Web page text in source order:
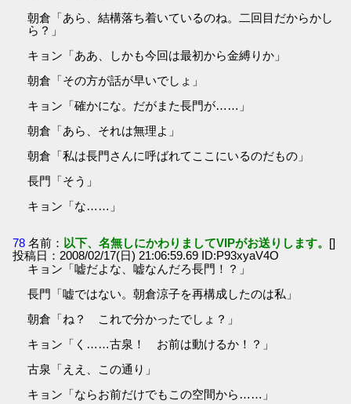
朝倉「あら、結構落ち着いているのね。二回目だからかし
ら？」
キョン「ああ、しかも今回は最初から金縛りか」
朝倉「その方が話が早いでしょ」
キョン「確かにな。だがまた長門が……」
朝倉「あら、それは無理よ」
朝倉「私は長門さんに呼ばれてここにいるのだもの」
長門「そう」
キョン「な……」
78 名前： 以下、名無しにかわりましてVIPがお送りします。 []
投稿日：2008/02/17(日) 21:06:59.69 ID:P93xyaV4O
キョン「嘘だよな、嘘なんだろ長門！？」
長門「嘘ではない。朝倉涼子を再構成したのは私」
朝倉「ね？ これで分かったでしょ？」
キョン「く……古泉！ お前は動けるか！？」
古泉「ええ、この通り」
キョン「ならお前だけでもこの空間から……」